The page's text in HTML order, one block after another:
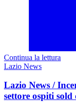
Continua la lettura
Lazio News
Lazio News /
settore ospiti